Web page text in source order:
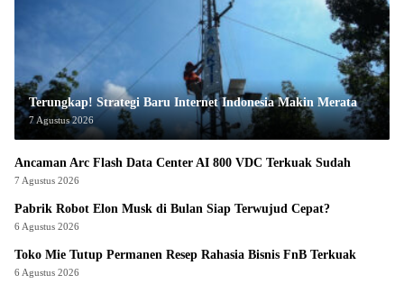
Terungkap! Strategi Baru Internet Indonesia Makin Merata
7 Agustus 2026
Ancaman Arc Flash Data Center AI 800 VDC Terkuak Sudah
7 Agustus 2026
Pabrik Robot Elon Musk di Bulan Siap Terwujud Cepat?
6 Agustus 2026
Toko Mie Tutup Permanen Resep Rahasia Bisnis FnB Terkuak
6 Agustus 2026